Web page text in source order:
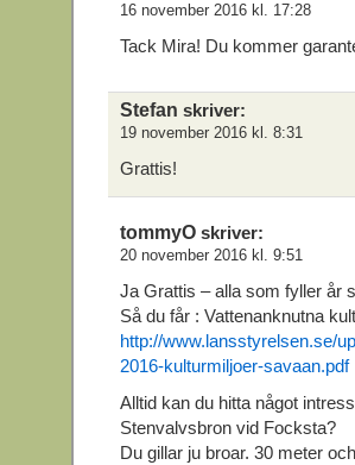
16 november 2016 kl. 17:28
Tack Mira! Du kommer
Stefan skriver:
19 november 2016 kl. 8:31
Grattis!
tommyO skriver:
20 november 2016 kl. 9:51
Ja Grattis – alla som fyller år
Så du får : Vattenanknutna
http://www.lansstyrelsen.se/
2016-kulturmiljoer-savaan.pdf
Alltid kan du hitta något
Stenvalvsbron vid Focksta?
Du gillar ju broar. 30 meter